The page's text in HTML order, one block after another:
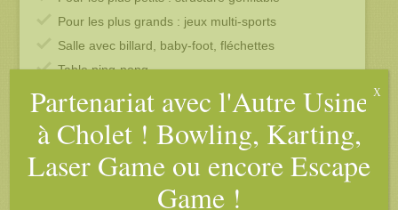
Pour les plus grands : jeux multi-sports
Salle avec billard, baby-foot, fléchettes
Table ping-pong
Des poneys, oies, paons...à rencontrer
Les dernières news...
Partenariat avec l'Autre Usine
à Cholet ! Bowling, Karting,
Laser Game ou encore Escape
Game !
X